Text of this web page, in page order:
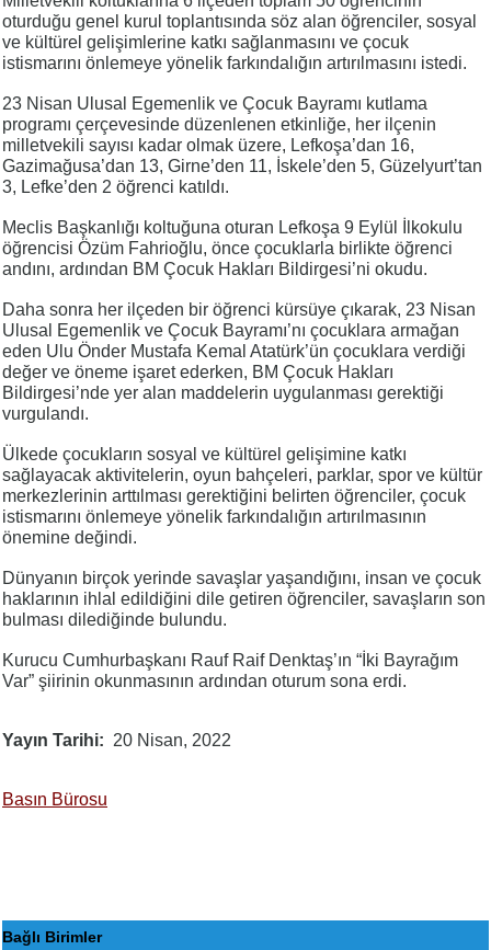
oturduğu genel kurul toplantısında söz alan öğrenciler, sosyal
ve kültürel gelişimlerine katkı sağlanmasını ve çocuk
istismarını önlemeye yönelik farkındalığın artırılmasını istedi.
23 Nisan Ulusal Egemenlik ve Çocuk Bayramı kutlama
programı çerçevesinde düzenlenen etkinliğe, her ilçenin
milletvekili sayısı kadar olmak üzere, Lefkoşa’dan 16,
Gazimağusa’dan 13, Girne’den 11, İskele’den 5, Güzelyurt’tan
3, Lefke’den 2 öğrenci katıldı.
Meclis Başkanlığı koltuğuna oturan Lefkoşa 9 Eylül İlkokulu
öğrencisi Özüm Fahrioğlu, önce çocuklarla birlikte öğrenci
andını, ardından BM Çocuk Hakları Bildirgesi’ni okudu.
Daha sonra her ilçeden bir öğrenci kürsüye çıkarak, 23 Nisan
Ulusal Egemenlik ve Çocuk Bayramı’nı çocuklara armağan
eden Ulu Önder Mustafa Kemal Atatürk’ün çocuklara verdiği
değer ve öneme işaret ederken, BM Çocuk Hakları
Bildirgesi’nde yer alan maddelerin uygulanması gerektiği
vurgulandı.
Ülkede çocukların sosyal ve kültürel gelişimine katkı
sağlayacak aktivitelerin, oyun bahçeleri, parklar, spor ve kültür
merkezlerinin arttılması gerektiğini belirten öğrenciler, çocuk
istismarını önlemeye yönelik farkındalığın artırılmasının
önemine değindi.
Dünyanın birçok yerinde savaşlar yaşandığını, insan ve çocuk
haklarının ihlal edildiğini dile getiren öğrenciler, savaşların son
bulması dilediğinde bulundu.
Kurucu Cumhurbaşkanı Rauf Raif Denktaş’ın “İki Bayrağım
Var” şiirinin okunmasının ardından oturum sona erdi.
Yayın Tarihi 20 Nisan, 2022
Basın Bürosu
Bağlı Birimler